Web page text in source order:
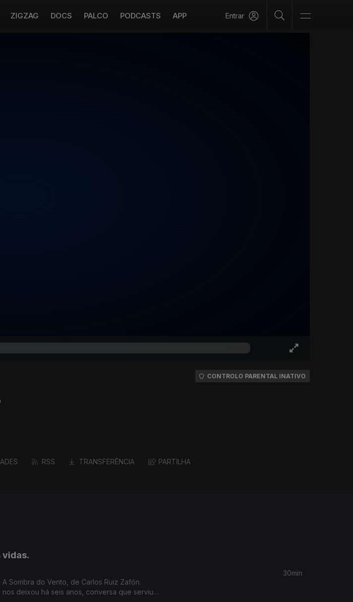
ZIGZAG DOCS PALCO PODCASTS APP Entrar
CONTROLO PARENTAL INATIVO
RSS TRANSFERÊNCIA PARTILHA
vidas.
Sombra do Vento, de Carlos Ruiz Zafón.
deixou há seis anos, conversa que serviu
30min